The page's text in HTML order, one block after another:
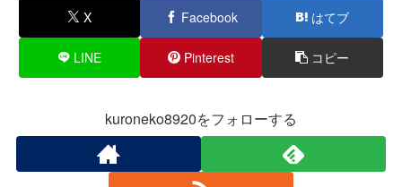
X Facebook はてブ
LINE Pinterest コピー
kuroneko8920をフォローする